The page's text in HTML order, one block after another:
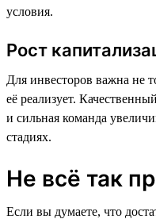
условия.
Рост
Для инвесторов важна не
её реализует.
и сильная команда
стадиях.
Не всё так
Если вы думаете, что